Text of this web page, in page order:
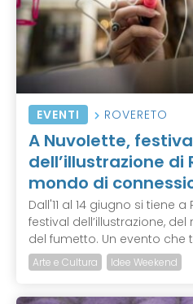
EVENTI ROVERETO
A Nuvolette,
dell’illustrazione di
mondo di
Dall'11 al 14 giugno si tiene
festival dell’illustrazione,
del fumetto. Un evento che
Arte e Cultura Idee Weekend